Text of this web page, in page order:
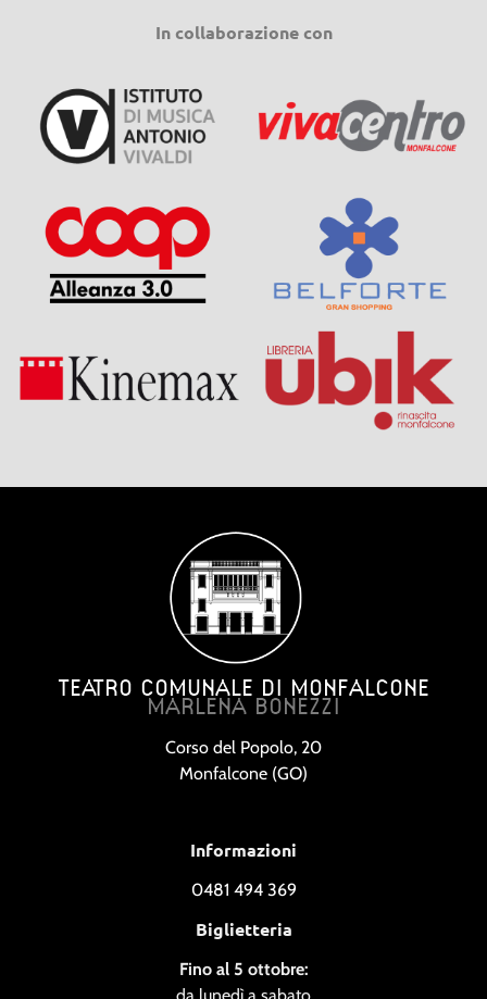
In collaborazione con
TEATRO COMUNALE DI MONFALCONE
MARLENA BONEZZI
Corso del Popolo, 20
Monfalcone (GO)
Informazioni
0481 494 369
Biglietteria
Fino al 5 ottobre: